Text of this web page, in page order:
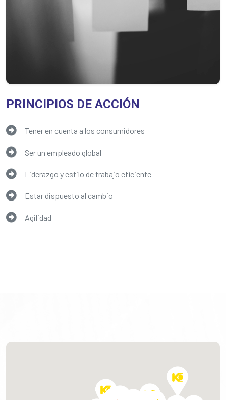
PRINCIPIOS DE ACCIÓN
Tener en cuenta a los consumidores
Ser un empleado global
Liderazgo y estilo de trabajo eficiente
Estar dispuesto al cambio
Agilidad